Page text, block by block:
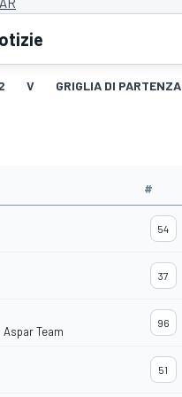
WEC
V GRIGLIA DI PARTENZA
#
54
37
Aspar Team
96
51